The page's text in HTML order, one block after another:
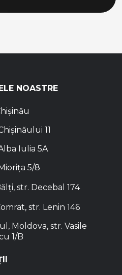
NOASTRE
11
Iulia 5A
5/8
str. Decebal 174
str. Lenin 146
Moldova, str. Vasile
1/B